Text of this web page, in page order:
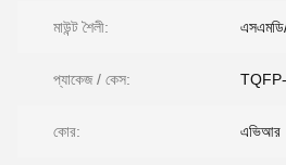
মাউন্ট শৈলী:
প্যাকেজ / কেস:
কোর: এভিআর